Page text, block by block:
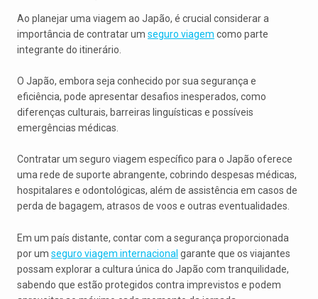
Ao planejar uma viagem ao Japão, é crucial considerar a
importância de contratar um seguro viagem como parte
integrante do itinerário.
O Japão, embora seja conhecido por sua segurança e
eficiência, pode apresentar desafios inesperados, como
diferenças culturais, barreiras linguísticas e possíveis
emergências médicas.
Contratar um seguro viagem específico para o Japão oferece
uma rede de suporte abrangente, cobrindo despesas médicas,
hospitalares e odontológicas, além de assistência em casos de
perda de bagagem, atrasos de voos e outras eventualidades.
Em um país distante, contar com a segurança proporcionada
por um seguro viagem internacional garante que os viajantes
possam explorar a cultura única do Japão com tranquilidade,
sabendo que estão protegidos contra imprevistos e podem